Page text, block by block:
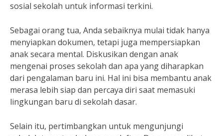
sosial sekolah untuk informasi terkini.
Sebagai orang tua, Anda sebaiknya mulai tidak hanya
menyiapkan dokumen, tetapi juga mempersiapkan
anak secara mental. Diskusikan dengan anak
mengenai proses sekolah dan apa yang diharapkan
dari pengalaman baru ini. Hal ini bisa membantu anak
merasa lebih siap dan percaya diri saat memasuki
lingkungan baru di sekolah dasar.
Selain itu, pertimbangkan untuk mengunjungi